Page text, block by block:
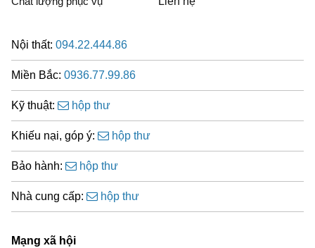
Nội thất: 094.22.444.86
Miền Bắc: 0936.77.99.86
Kỹ thuật: hộp thư
Khiếu nại, góp ý: hộp thư
Bảo hành: hộp thư
Nhà cung cấp: hộp thư
Mạng xã hội